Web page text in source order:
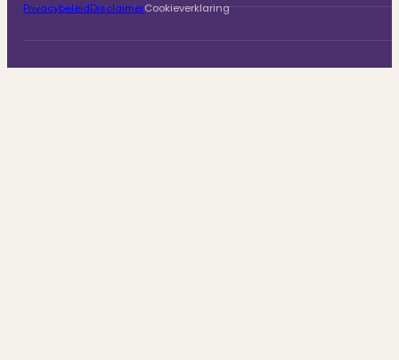
PrivacybeleidDisclaimerCookieverklaring